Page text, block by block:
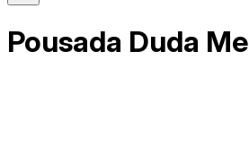
Pousada Duda